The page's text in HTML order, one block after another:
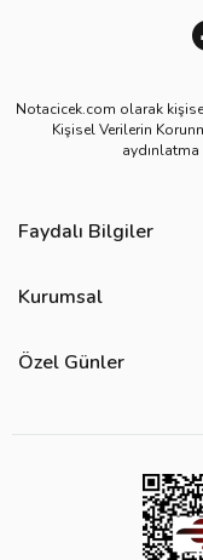
Notacicek.com olarak
Kişisel Verilerin
Faydalı Bilgiler
Site Haritası
Görsel Kontrol Süreci
Ürün Sıralama
Kurumsal
Üyelik Sözleşmesi
Mesafeli Satış
Özel Günler
Kadınlar Günü
Sevgililer Günü